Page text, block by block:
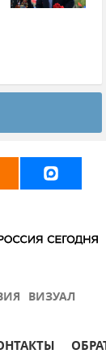
ВИЗУАЛ